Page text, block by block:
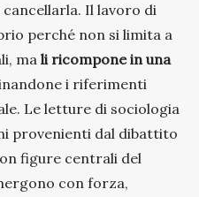
Il lavoro di
perché non si limita a
ma li ricompone in una
i riferimenti
Le letture di sociologia
provenienti dal dibattito
figure centrali del
con forza,